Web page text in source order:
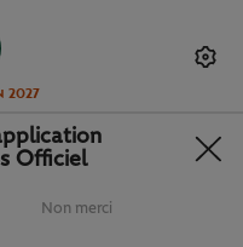
2027
Dames Roland Garros
Officiel
Non merci